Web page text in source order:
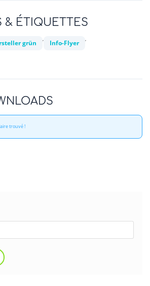
& ÉTIQUETTES
grün , Info-Flyer ,
trouvé !